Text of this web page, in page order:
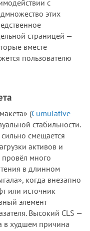
с
этих
страницей —
вместе
пользователю
(Cumulative
стабильности.
смещается
активов и
много
в длинном
когда внезапно
или источник
элемент
Высокий CLS —
в худшем причина